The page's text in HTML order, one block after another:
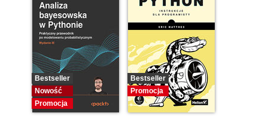
Bestseller
Nowość
Promocja
Bestseller
Promocja